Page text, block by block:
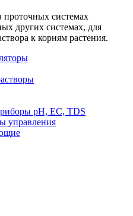
системах
других системах, для
к корням растения.
pH, EC, TDS
управления